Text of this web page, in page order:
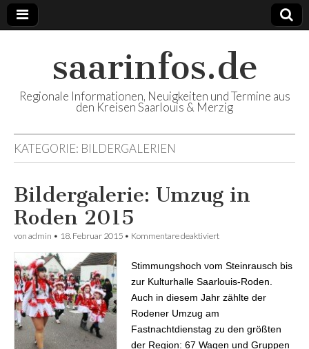
saarinfos.de
Regionale Informationen, Neuigkeiten und Termine aus
den Kreisen Saarlouis & Merzig
KATEGORIE: BILDERGALERIEN
Bildergalerie: Umzug in
Roden 2015
von admin • 18. Februar 2015 • Kommentare deaktiviert
Stimmungshoch vom Steinrausch bis
zur Kulturhalle Saarlouis-Roden.
Auch in diesem Jahr zählte der
Rodener Umzug am
Fastnachtdienstag zu den größten
der Region: 67 Wagen und Gruppen